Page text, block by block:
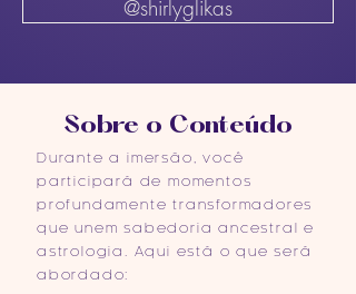
@shirlyglikas
Sobre o Conteúdo
Durante a imersão, você
participará de momentos
profundamente transformadores
que unem sabedoria ancestral e
astrologia. Aqui está o que será
abordado: